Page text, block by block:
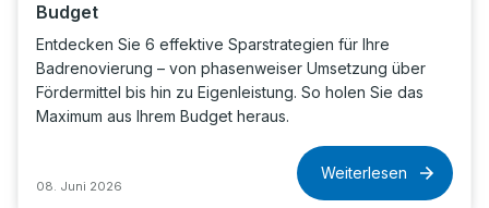
Budget
Entdecken Sie 6 effektive Sparstrategien für Ihre
Badrenovierung – von phasenweiser Umsetzung über
Fördermittel bis hin zu Eigenleistung. So holen Sie das
Maximum aus Ihrem Budget heraus.
08. Juni 2026
Weiterlesen